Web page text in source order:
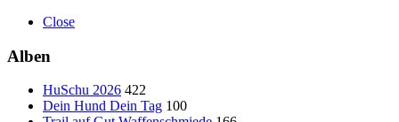
Close
Alben
HuSchu 2026 422
Dein Hund Dein Tag 100